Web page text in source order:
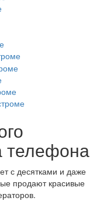
телефона
с десятками и даже
продают красивые